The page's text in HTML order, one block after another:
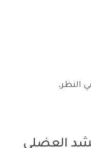
النظر.
العضلي